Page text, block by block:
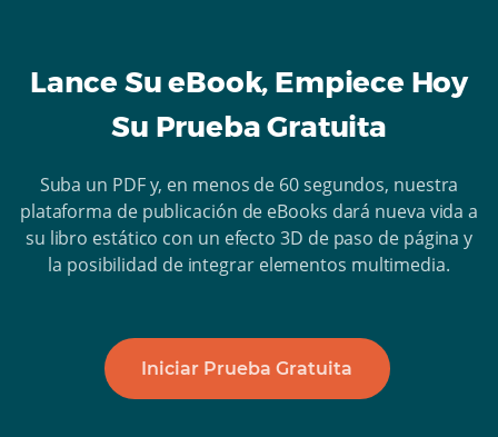
Lance Su eBook, Empiece Hoy
Su Prueba Gratuita
Suba un PDF y, en menos de 60 segundos, nuestra
plataforma de publicación de eBooks dará nueva vida a
su libro estático con un efecto 3D de paso de página y
la posibilidad de integrar elementos multimedia.
Iniciar Prueba Gratuita